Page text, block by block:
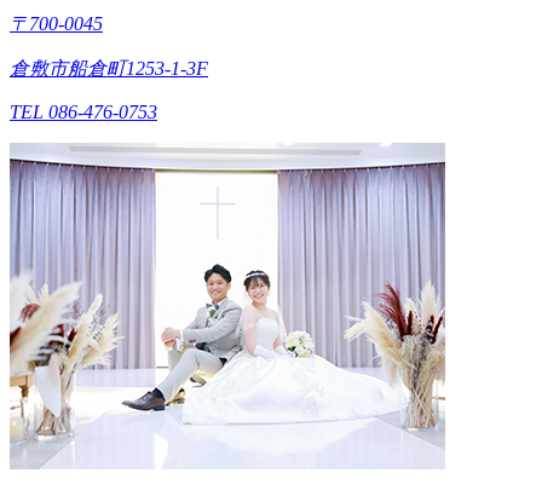
〒700-0045
倉敷市船倉町1253-1-3F
TEL 086-476-0753